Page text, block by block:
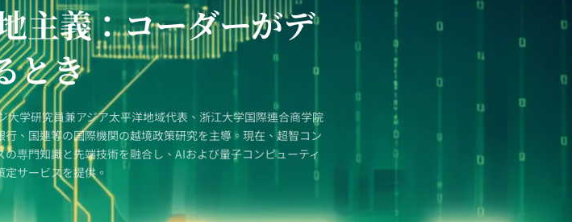
主義：コーダーがデ
とき
学研究員兼アジア太平洋地域代表、浙江大学国際連合商学院
、国連等の国際機関の越境政策研究を主導。現在、超智コン
専門知識と先端技術を融合し、AIおよび量子コンピューティ
サービスを提供。